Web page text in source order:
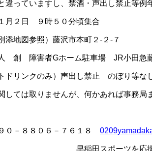
違っていますし、禁酒・声出し禁止等例
２日 ９時５０分頃集合
地図参照）藤沢市本町２‐２‐７
障害者Gホーム駐車場 JR小田急
リンクのみ）声出し禁止 のぼり等な
は取りませんが、何かあれば事務局
８０６－７６１８
ーツを応援する会代